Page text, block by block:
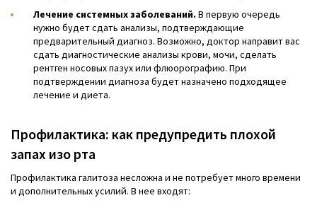
Лечение системных заболеваний. В первую очередь
нужно будет сдать анализы, подтверждающие
предварительный диагноз. Возможно, доктор направит вас
сдать диагностические анализы крови, мочи, сделать
рентген носовых пазух или флюорографию. При
подтверждении диагноза будет назначено подходящее
лечение и диета.
Профилактика: как предупредить плохой
запах изо рта
Профилактика галитоза несложна и не потребует много времени
и дополнительных усилий. В нее входят: